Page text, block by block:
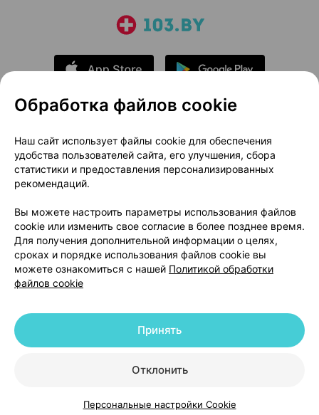
КаталогКорзинаИзбранноеПрофиль
О проекте
Новости проекта
Размещение рекламы
Медицинский маркетинг
Публичный договор
Доставка
Способы оплаты
Вакансии
Партнеры
Написать руководителю 103.by
Написать в поддержку
Персональные настройки Cookie
© 2026 ООО «Артокс Лаб», УНП 191700409 | 220012, Республика Беларусь,
+375 291212755
Обработка файлов cookie
Наш сайт использует файлы cookie для обеспечения
удобства пользователей сайта, его улучшения, сбора
статистики и предоставления персонализированных
рекомендаций.
Вы можете настроить параметры использования файлов
cookie или изменить свое согласие в более позднее время.
Для получения дополнительной информации о целях,
сроках и порядке использования файлов cookie вы
можете ознакомиться с нашей Политикой обработки
файлов cookie
Отклонить
Принять
Персональные настройки Cookie